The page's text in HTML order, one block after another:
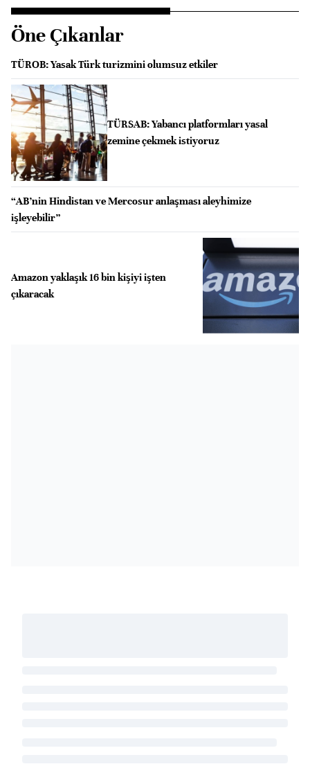
Öne Çıkanlar
TÜROB: Yasak Türk turizmini olumsuz etkiler
TÜRSAB: Yabancı platformları yasal
zemine çekmek istiyoruz
“AB’nin Hindistan ve Mercosur anlaşması aleyhimize
işleyebilir”
Amazon yaklaşık 16 bin kişiyi işten
çıkaracak